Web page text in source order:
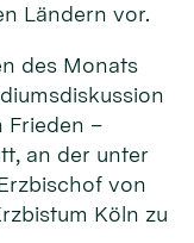
Ländern vor.
des Monats
Frieden –
an der unter
von
Köln zu